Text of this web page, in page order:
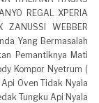
REGAL XPERIA
ZANUSSI WEBBER
Yang Bermasalah
Pemantiknya Mati
Kompor Nyetrum (
Oven Tidak Nyala
Tungku Api Nyala